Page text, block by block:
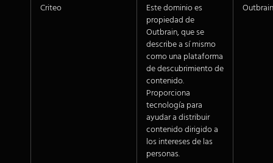
Criteo
Este dominio es
propiedad de
Outbrain, que se
describe a sí mismo
como una plataforma
de descubrimiento de
contenido.
Proporciona
tecnología para
ayudar a distribuir
contenido dirigido a
los intereses de las
personas.
Outbrain